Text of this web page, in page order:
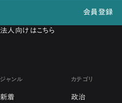
会員登録
法人向けはこちら
ジャンル
新着
カテゴリ
政治